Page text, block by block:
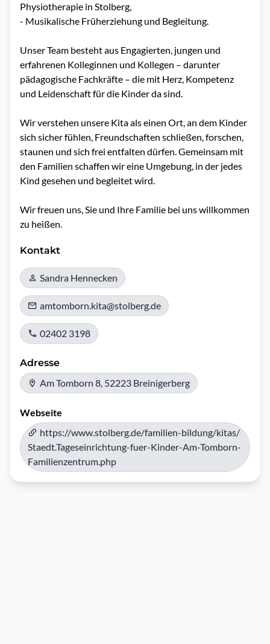
Physiotherapie in Stolberg,
- Musikalische Früherziehung und Begleitung.
Unser Team besteht aus Engagierten, jungen und
erfahrenen Kolleginnen und Kollegen – darunter
pädagogische Fachkräfte – die mit Herz, Kompetenz
und Leidenschaft für die Kinder da sind.
Wir verstehen unsere Kita als einen Ort, an dem Kinder
sich sicher fühlen, Freundschaften schließen, forschen,
staunen und sich frei entfalten dürfen. Gemeinsam mit
den Familien schaffen wir eine Umgebung, in der jedes
Kind gesehen und begleitet wird.
Wir freuen uns, Sie und Ihre Familie bei uns willkommen
Kontakt
Sandra Hennecken
amtomborn.kita@stolberg.de
02402 3198
Adresse
Am Tomborn 8, 52223 Breinigerberg
Webseite
https://www.stolberg.de/familien-bildung/kitas/
Staedt.Tageseinrichtung-fuer-Kinder-Am-Tomborn-
Familienzentrum.php